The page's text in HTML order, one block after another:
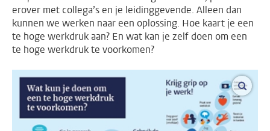
erover met collega’s en je leidinggevende. Alleen dan
kunnen we werken naar een oplossing. Hoe kaart je een
te hoge werkdruk aan? En wat kan je zelf doen om een
te hoge werkdruk te voorkomen?